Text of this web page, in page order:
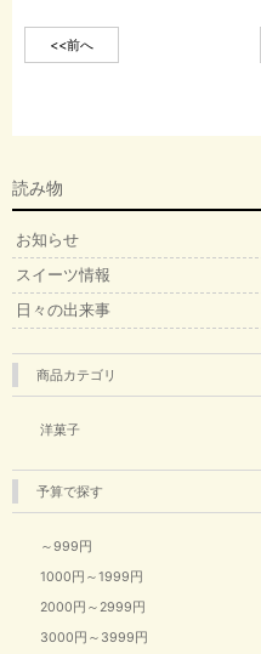
<<前へ
読み物
お知らせ
スイーツ情報
日々の出来事
商品カテゴリ
洋菓子
予算で探す
～999円
1000円～1999円
2000円～2999円
3000円～3999円